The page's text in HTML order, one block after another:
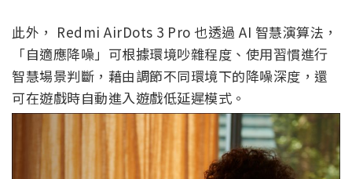
此外， Redmi AirDots 3 Pro 也透過 AI 智慧演算法，
「自適應降噪」可根據環境吵雜程度、使用習慣進行
智慧場景判斷，藉由調節不同環境下的降噪深度，還
可在遊戲時自動進入遊戲低延遲模式。